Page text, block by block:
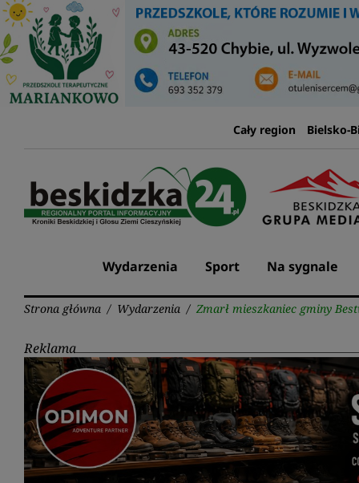
Przejdź
do
treści
Cały region Bielsko-
Wydarzenia Sport Na sygnale
Strona główna / Wydarzenia / Zmarł mieszkaniec gminy
Reklama